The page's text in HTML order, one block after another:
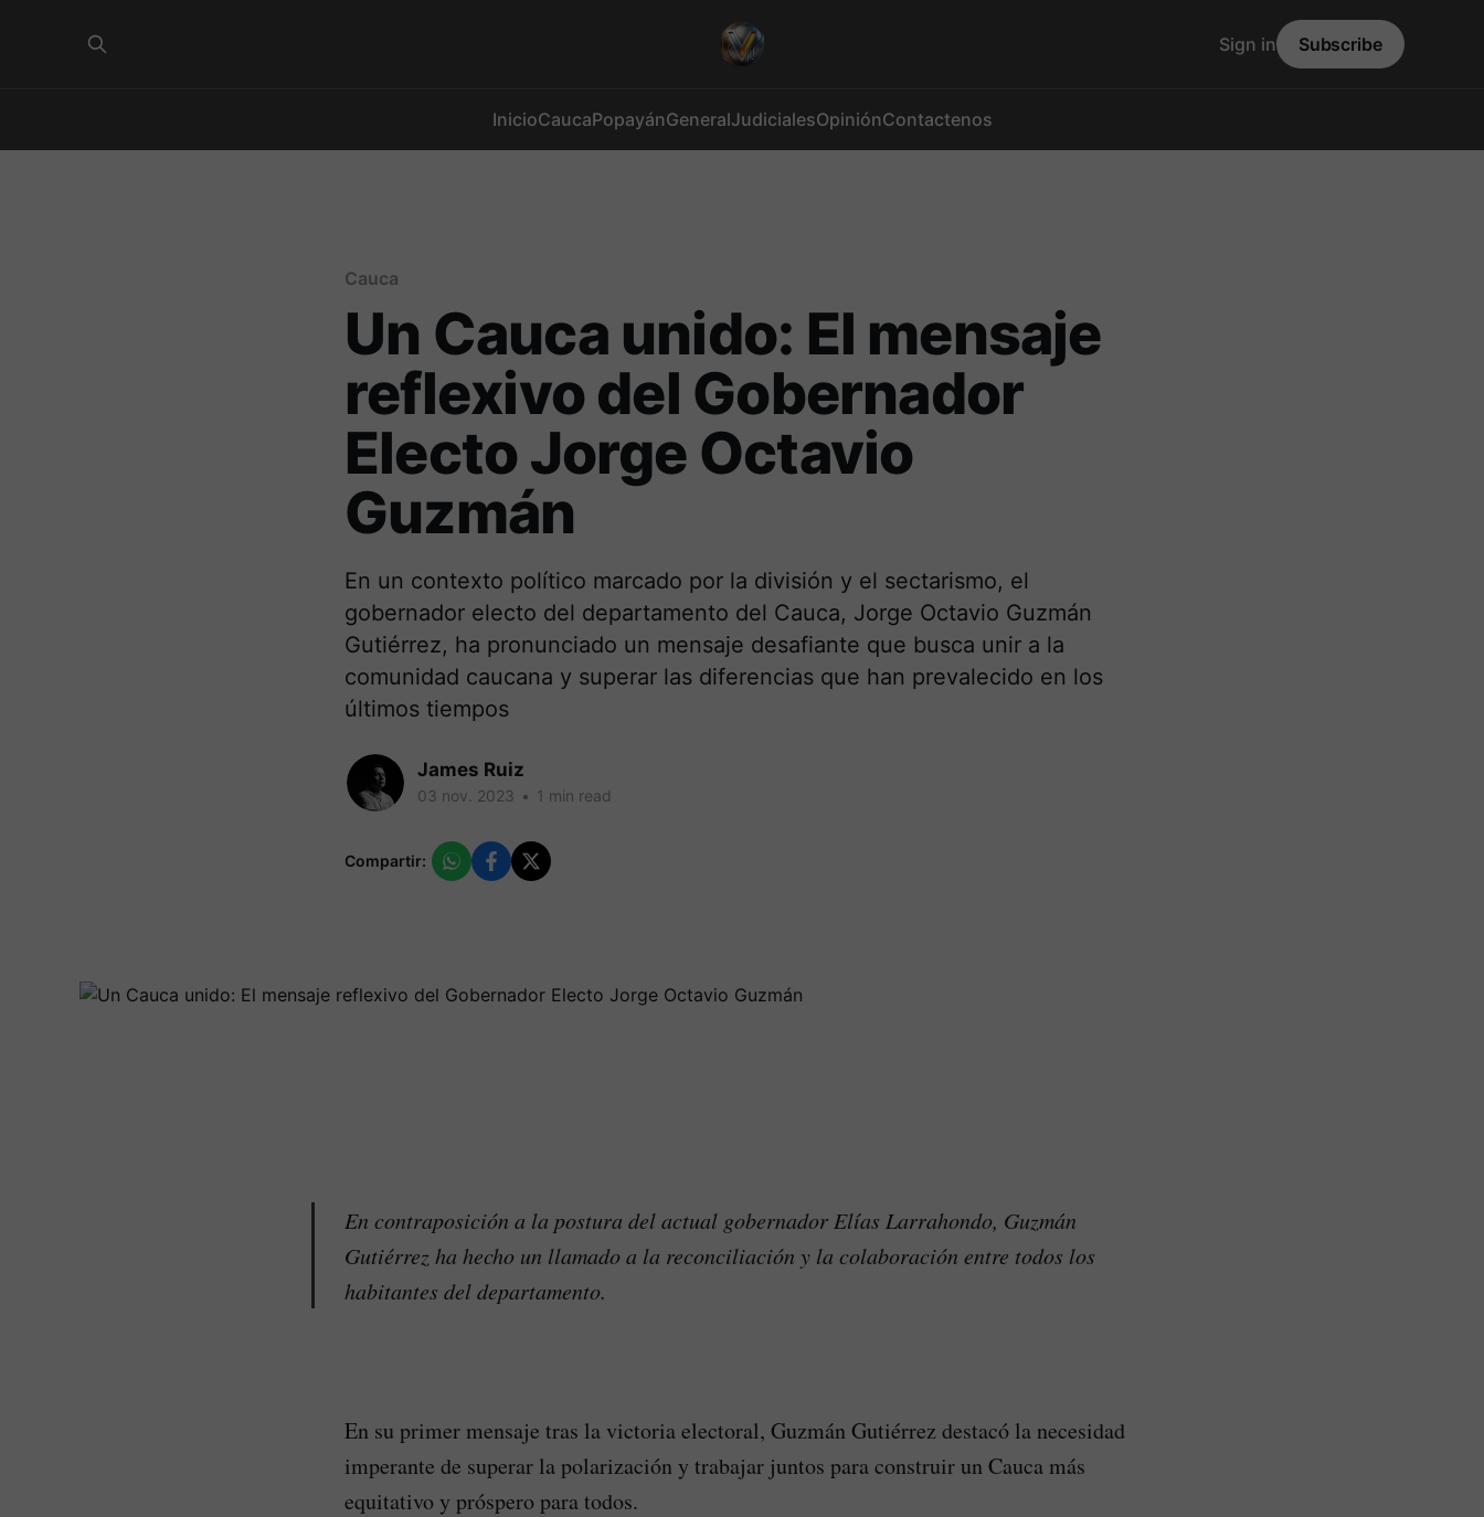
InicioCaucaPopayánGeneralJudicialesOpiniónContactenos
Sign in Subscribe
Cauca
Un Cauca unido: El mensaje
reflexivo del Gobernador
Electo Jorge Octavio
Guzmán
En un contexto político marcado por la división y el sectarismo, el
gobernador electo del departamento del Cauca, Jorge Octavio Guzmán
Gutiérrez, ha pronunciado un mensaje desafiante que busca unir a la
comunidad caucana y superar las diferencias que han prevalecido en los
últimos tiempos
James Ruiz
03 nov. 2023 • 1 min read
Compartir:
En contraposición a la postura del actual gobernador Elías Larrahondo, Guzmán
Gutiérrez ha hecho un llamado a la reconciliación y la colaboración entre todos los
habitantes del departamento.
En su primer mensaje tras la victoria electoral, Guzmán Gutiérrez destacó la necesidad
imperante de superar la polarización y trabajar juntos para construir un Cauca más
equitativo y próspero para todos.